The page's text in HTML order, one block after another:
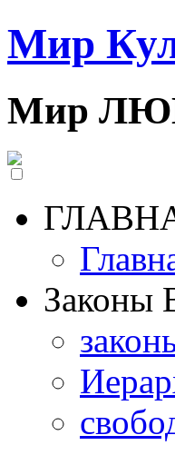
Мир
Мир
Законы